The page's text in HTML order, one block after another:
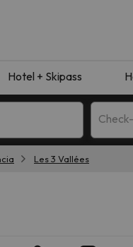
Hotel + Skipass
Les 3 Vallées